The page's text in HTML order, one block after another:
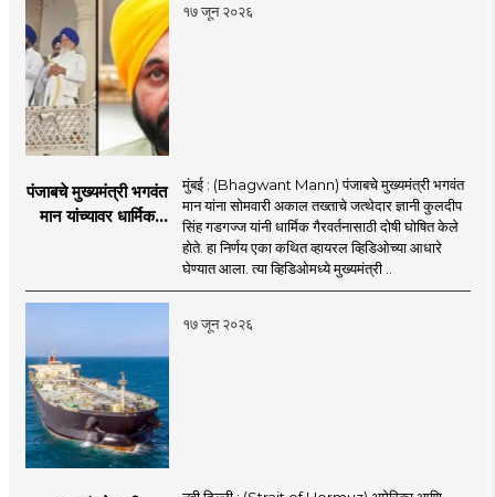
१७ जून २०२६
पंजाबचे मुख्यमंत्री भगवंत
मान यांच्यावर धार्मिक
खळबळ
मुंबई : (Bhagwant Mann) पंजाबचे मुख्यमंत्री भगवंत
मान यांना सोमवारी अकाल तख्ताचे जत्थेदार ज्ञानी कुलदीप
सिंह गडगज्ज यांनी धार्मिक गैरवर्तनासाठी दोषी घोषित केले
होते. हा निर्णय एका कथित व्हायरल व्हिडिओच्या आधारे
घेण्यात आला. त्या व्हिडिओमध्ये मुख्यमंत्री ..
१७ जून २०२६